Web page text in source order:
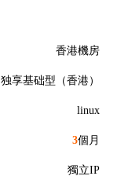
香港機房
独享基础型（香港）
linux
3個月
獨立IP